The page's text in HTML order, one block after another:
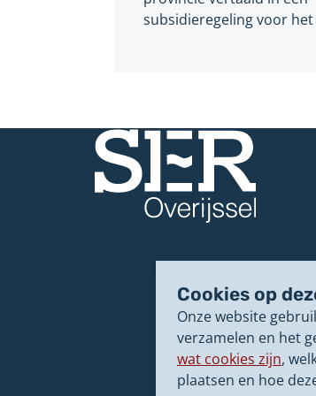
Cookies op
Onze website
verzamelen en het
wat cookies zijn,
plaatsen en hoe
subsidieregeling voor het